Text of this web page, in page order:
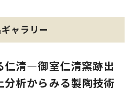
ャラリー
仁清―御室仁清窯跡出
分析からみる製陶技術